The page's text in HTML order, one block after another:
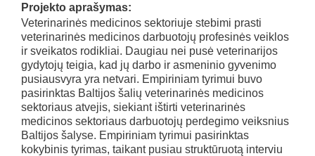
Projekto aprašymas:
Veterinarinės medicinos sektoriuje stebimi prasti
veterinarinės medicinos darbuotojų profesinės veiklos
ir sveikatos rodikliai. Daugiau nei pusė veterinarijos
gydytojų teigia, kad jų darbo ir asmeninio gyvenimo
pusiausvyra yra netvari. Empiriniam tyrimui buvo
pasirinktas Baltijos šalių veterinarinės medicinos
sektoriaus atvejis, siekiant ištirti veterinarinės
medicinos sektoriaus darbuotojų perdegimo veiksnius
Baltijos šalyse. Empiriniam tyrimui pasirinktas
kokybinis tyrimas, taikant pusiau struktūruotą interviu